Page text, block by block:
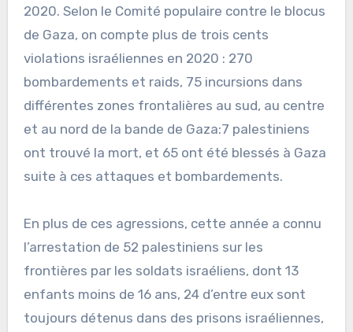
2020. Selon le Comité populaire contre le blocus
de Gaza, on compte plus de trois cents
violations israéliennes en 2020 : 270
bombardements et raids, 75 incursions dans
différentes zones frontalières au sud, au centre
et au nord de la bande de Gaza:7 palestiniens
ont trouvé la mort, et 65 ont été blessés à Gaza
suite à ces attaques et bombardements.
En plus de ces agressions, cette année a connu
l’arrestation de 52 palestiniens sur les
frontières par les soldats israéliens, dont 13
enfants moins de 16 ans, 24 d’entre eux sont
toujours détenus dans des prisons israéliennes,